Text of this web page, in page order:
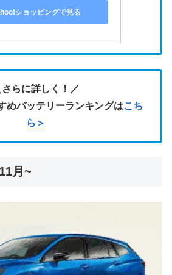
ショッピングで見る
さらに詳しく！／
めバッテリーランキングはこち
ら＞
月~